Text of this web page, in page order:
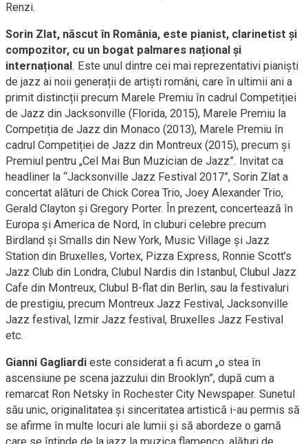
Renzi.
Sorin Zlat, născut în România, este pianist, clarinetist și
compozitor, cu un bogat palmares național și
internațional . Este unul dintre cei mai reprezentativi pianiști
de jazz ai noii generații de artiști români, care în ultimii ani a
primit distincții precum Marele Premiu în cadrul Competiției
de Jazz din Jacksonville (Florida, 2015), Marele Premiu la
Competiția de Jazz din Monaco (2013), Marele Premiu în
cadrul Competiției de Jazz din Montreux (2015), precum și
Premiul pentru „Cel Mai Bun Muzician de Jazz”. Invitat ca
headliner la “Jacksonville Jazz Festival 2017”, Sorin Zlat a
concertat alături de Chick Corea Trio, Joey Alexander Trio,
Gerald Clayton și Gregory Porter. În prezent, concertează în
Europa și America de Nord, în cluburi celebre precum
Birdland și Smalls din New York, Music Village și Jazz
Station din Bruxelles, Vortex, Pizza Express, Ronnie Scott’s
Jazz Club din Londra, Clubul Nardis din Istanbul, Clubul Jazz
Cafe din Montreux, Clubul B-flat din Berlin, sau la festivaluri
de prestigiu, precum Montreux Jazz Festival, Jacksonville
Jazz festival, Izmir Jazz festival, Bruxelles Jazz Festival
etc.
Gianni Gagliardi este considerat a fi acum „o stea în
ascensiune pe scena jazzului din Brooklyn”, după cum a
remarcat Ron Netsky în Rochester City Newspaper. Sunetul
său unic, originalitatea și sinceritatea artistică i-au permis să
se afirme în multe locuri ale lumii și să abordeze o gamă